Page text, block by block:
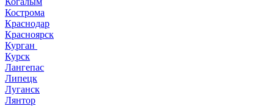
Кострома
Краснодар
Красноярск
Курган
Курск
Лангепас
Липецк
Луганск
Лянтор